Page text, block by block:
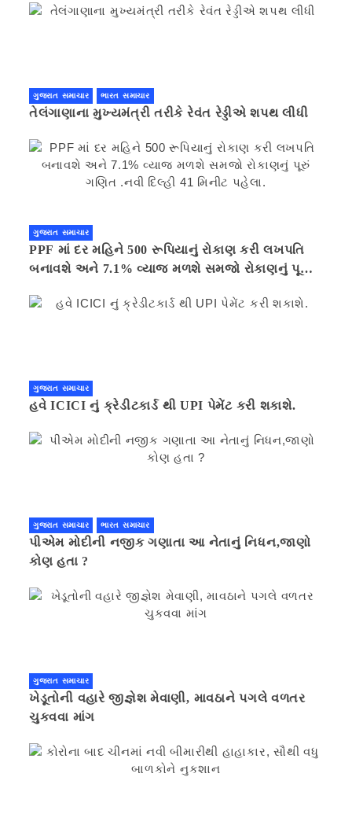
ગુજરાત સમાચાર ભારત સમાચાર
તેલંગાણાના મુખ્યમંત્રી તરીકે રેવંત રેડ્ડીએ શપથ લીધી
ગુજરાત સમાચાર
PPF માં દર મહિને 500 રૂપિયાનું રોકાણ કરી લખપતિ
બનાવશે અને 7.1% વ્યાજ મળશે સમજો રોકાણનું પૂરું
ગુજરાત સમાચાર
હવે ICICI નું ક્રેડીટકાર્ડ થી UPI પેમેંટ કરી શકાશે.
ગુજરાત સમાચાર ભારત સમાચાર
પીએમ મોદીની નજીક ગણાતા આ નેતાનું નિધન,જાણો
કોણ હતા ?
ગુજરાત સમાચાર
ખેડૂતોની વહારે જીજ્ઞેશ મેવાણી, માવઠાને પગલે વળતર
ચુકવવા માંગ